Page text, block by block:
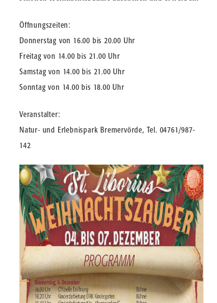
Öffnungszeiten:
Donnerstag von 16.00 bis 20.00 Uhr
Freitag von 14.00 bis 21.00 Uhr
Samstag von 14.00 bis 21.00 Uhr
Sonntag von 14.00 bis 18.00 Uhr
Veranstalter:
Natur- und Erlebnispark Bremervörde, Tel. 04761/987-
142